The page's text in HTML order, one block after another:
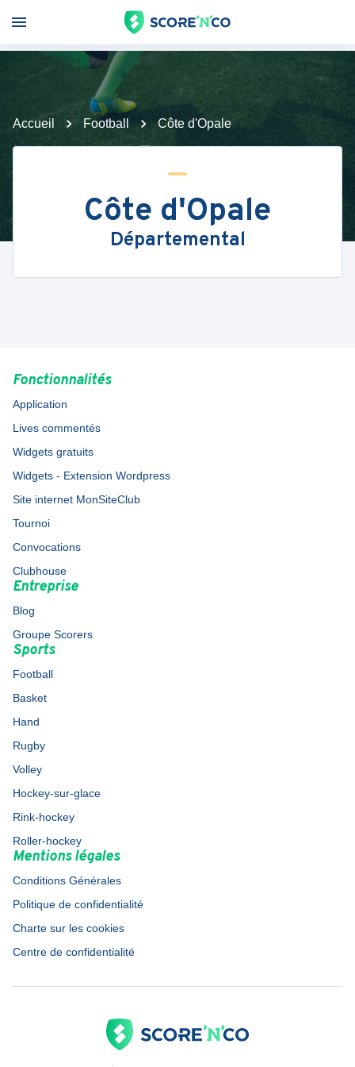
Accueil Football Côte d'Opale
Côte d'Opale
Départemental
Fonctionnalités
Application
Lives commentés
Widgets gratuits
Widgets - Extension Wordpress
Site internet MonSiteClub
Tournoi
Convocations
Clubhouse
Entreprise
Blog
Groupe Scorers
Sports
Football
Basket
Hand
Rugby
Volley
Hockey-sur-glace
Rink-hockey
Roller-hockey
Mentions légales
Conditions Générales
Politique de confidentialité
Charte sur les cookies
Centre de confidentialité